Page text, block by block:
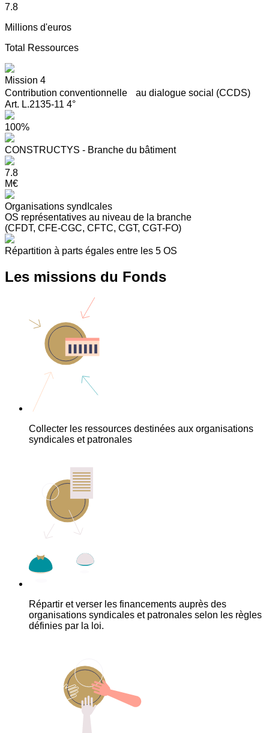
7.8
Millions d'euros
Total Ressources
Mission 4
Contribution conventionnelle au dialogue social (CCDS)
Art. L.2135-11 4°
100%
CONSTRUCTYS - Branche du bâtiment
7.8
M€
Organisations syndIcales
OS représentatives au niveau de la branche
(CFDT, CFE-CGC, CFTC, CGT, CGT-FO)
Répartition à parts égales entre les 5 OS
Les missions du Fonds
Collecter les ressources destinées aux organisations
syndicales et patronales
Répartir et verser les financements auprès des
organisations syndicales et patronales selon les règles
définies par la loi.